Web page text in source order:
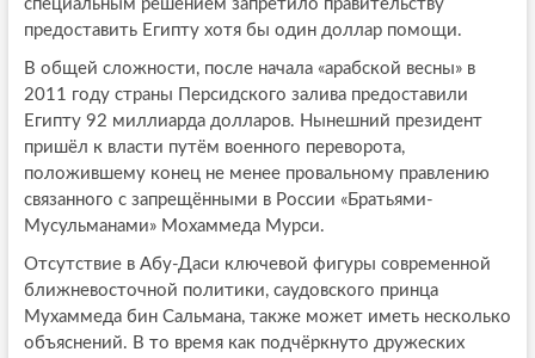
специальным решением запретило правительству
предоставить Египту хотя бы один доллар помощи.
В общей сложности, после начала «арабской весны» в
2011 году страны Персидского залива предоставили
Египту 92 миллиарда долларов. Нынешний президент
пришёл к власти путём военного переворота,
положившему конец не менее провальному правлению
связанного с запрещёнными в России «Братьями-
Мусульманами» Мохаммеда Мурси.
Отсутствие в Абу-Даси ключевой фигуры современной
ближневосточной политики, саудовского принца
Мухаммеда бин Сальмана, также может иметь несколько
объяснений. В то время как подчёркнуто дружеских